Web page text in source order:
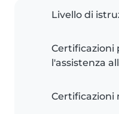
Livello di
Certificazioni
l'assistenza
Certificazioni